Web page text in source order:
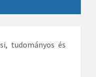
tudományos és